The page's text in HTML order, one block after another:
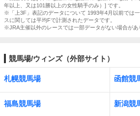
年以上、又は101勝以上の女性騎手のみ）] です。
※「上3F」表記のデータについて 1993年4月以前では
スに関しては平均Fで計測されたデータです。
※JRA主催以外のレースでは一部データがない場合があ
競馬場/ウィンズ（外部サイト）
札幌競馬場 函館競
福島競馬場 新潟競